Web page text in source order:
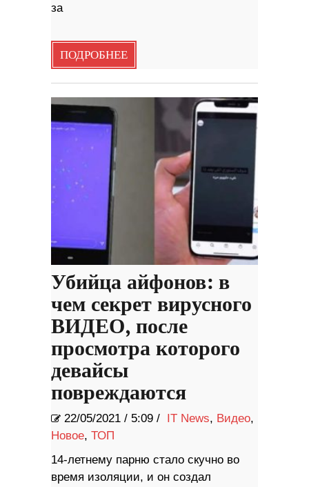
за
ПОДРОБНЕЕ
Убийца айфонов: в
чем секрет вирусного
ВИДЕО, после
просмотра которого
девайсы
повреждаются
22/05/2021 / 5:09 / IT News, Видео,
Новое, ТОП
14-летнему парню стало скучно во
время изоляции, и он создал